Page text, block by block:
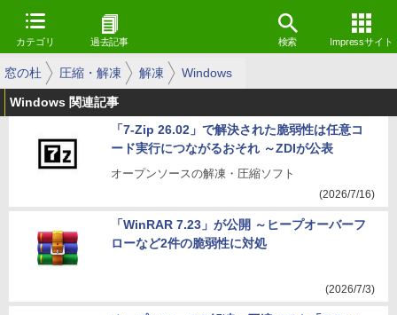
カテゴリ 過去記事 検索 Impressサイト
窓の杜 圧縮・解凍 解凍 Windows
Windows 関連記事
「7-Zip 26.02」で解決された脆弱性は任意コ
ード実行につながるおそれ ～ZDIが公表
オープンソースの解凍・圧縮ソフト
(2026/7/16)
「WinRAR 7.23」が公開 ～ヒープオーバーフ
ローなど2件の脆弱性に対処
(2026/7/3)